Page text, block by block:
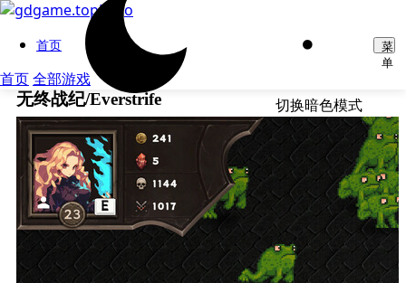
首页
首页全部游戏
切换暗色模式
菜
单
无终战纪/Everstrife